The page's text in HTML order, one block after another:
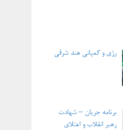
رژی و کمپانی هند شرقی
برنامه جریان – شهادت
رهبر انقلاب و اعتلای